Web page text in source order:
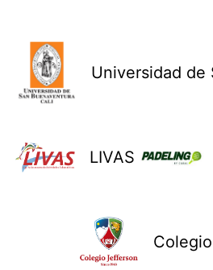
Universidad de
LIVAS